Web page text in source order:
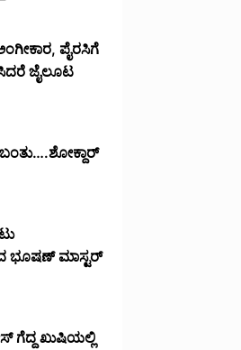
ಪೈರಸಿಗೆ
ಜೈಲೂಟ
ಭೂಷಣ್ ಮಾಸ್ಟರ್
ಗೆದ್ದ ಖುಷಿಯಲ್ಲಿ